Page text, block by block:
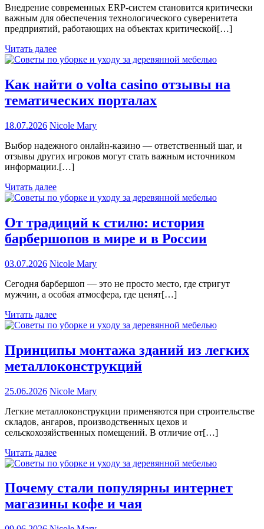
Внедрение современных ERP-систем становится критически
важным для обеспечения технологического суверенитета
предприятий, работающих на объектах критической[…]
Читать далее
Как найти о volta casino отзывы на
тематических порталах
18.07.2026 Nicole Mary
Выбор надежного онлайн-казино — ответственный шаг, и
отзывы других игроков могут стать важным источником
информации.[…]
Читать далее
От традиций к стилю: история
барбершопов в мире и в России
03.07.2026 Nicole Mary
Сегодня барбершоп — это не просто место, где стригут
мужчин, а особая атмосфера, где ценят[…]
Читать далее
Принципы монтажа зданий из легких
металлоконструкций
25.06.2026 Nicole Mary
Легкие металлоконструкции применяются при строительстве
складов, ангаров, производственных цехов и
сельскохозяйственных помещений. В отличие от[…]
Читать далее
Почему стали популярны интернет
магазины кофе и чая